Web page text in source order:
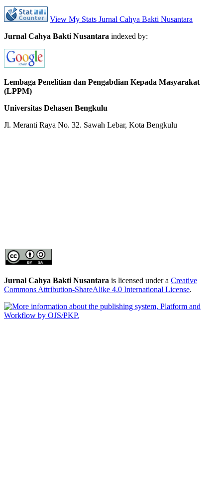
View My Stats Jurnal Cahya Bakti Nusantara
Jurnal Cahya Bakti Nusantara indexed by:
Lembaga Penelitian dan Pengabdian Kepada Masyarakat
(LPPM)
Universitas Dehasen Bengkulu
Jl. Meranti Raya No. 32. Sawah Lebar, Kota Bengkulu
Jurnal Cahya Bakti Nusantara is licensed under a Creative
Commons Attribution-ShareAlike 4.0 International License.